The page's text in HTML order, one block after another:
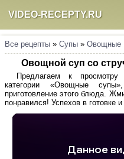
VIDEO-RECEPTY.RU
Все рецепты » Супы » Овощные
Овощной суп со
Предлагаем к
категории «Овощные
приготовление этого блюда.
понравился! Успехов в готовке и